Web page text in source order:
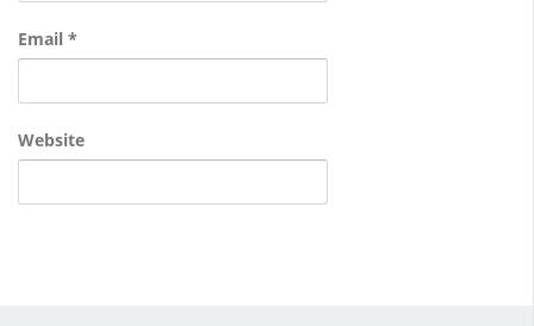
Email *
Website